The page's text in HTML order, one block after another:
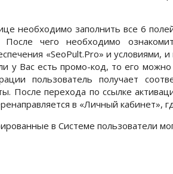
необходимо заполнить все 6
После чего необходимо
«SeoPult.Pro» и условиями, и
у Вас есть промо-код, то его
пользователь получает
После перехода по ссылке
в «Личный кабинет»,
в Системе пользователи